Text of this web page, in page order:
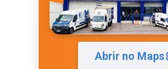
Abrir no Maps